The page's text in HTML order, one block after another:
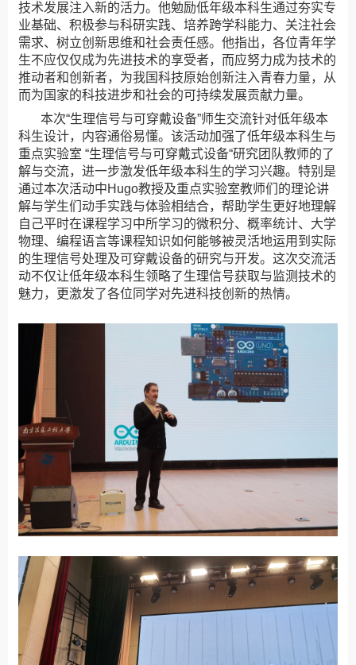
技术发展注入新的活力。他勉励低年级本科生通过夯实专
业基础、积极参与科研实践、培养跨学科能力、关注社会
需求、树立创新思维和社会责任感。他指出，各位青年学
生不应仅仅成为先进技术的享受者，而应努力成为技术的
推动者和创新者，为我国科技原始创新注入青春力量，从
而为国家的科技进步和社会的可持续发展贡献力量。
本次“生理信号与可穿戴设备”师生交流针对低年级本
科生设计，内容通俗易懂。该活动加强了低年级本科生与
重点实验室 “生理信号与可穿戴式设备“研究团队教师的了
解与交流，进一步激发低年级本科生的学习兴趣。特别是
通过本次活动中Hugo教授及重点实验室教师们的理论讲
解与学生们动手实践与体验相结合，帮助学生更好地理解
自己平时在课程学习中所学习的微积分、概率统计、大学
物理、编程语言等课程知识如何能够被灵活地运用到实际
的生理信号处理及可穿戴设备的研究与开发。这次交流活
动不仅让低年级本科生领略了生理信号获取与监测技术的
魅力，更激发了各位同学对先进科技创新的热情。